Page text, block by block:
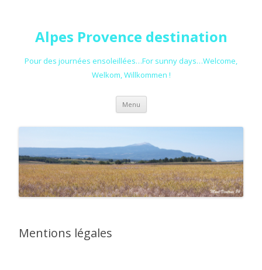
Alpes Provence destination
Pour des journées ensoleillées…For sunny days…Welcome,
Welkom, Willkommen !
Menu Aller au contenu principal
Mentions légales